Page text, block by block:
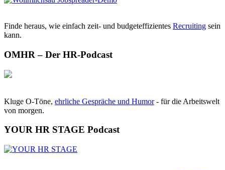
Finde heraus, wie einfach zeit- und budgeteffizientes Recruiting sein
kann.
OMHR – Der HR-Podcast
Kluge O-Töne, ehrliche Gespräche und Humor- für die Arbeitswelt
von morgen.
YOUR HR STAGE Podcast